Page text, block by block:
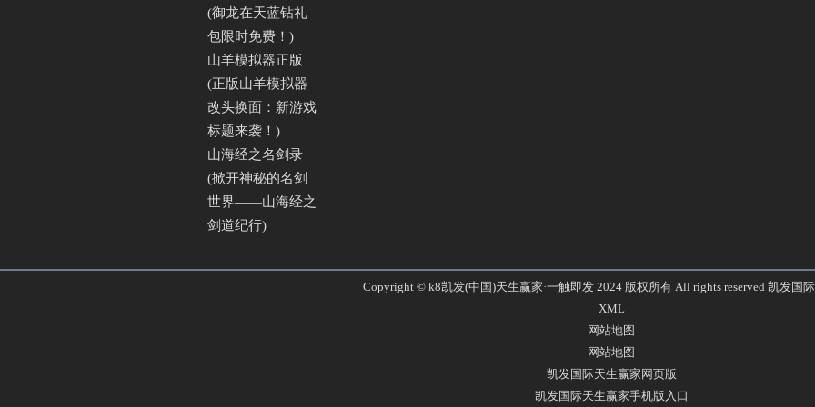
(御龙在天蓝钻礼
包限时免费！)
山羊模拟器正版
(正版山羊模拟器
改头换面：新游戏
标题来袭！)
山海经之名剑录
(掀开神秘的名剑
世界——山海经之
剑道纪行)
Copyright © k8凯发(中国)天生赢家·一触即发 2024 版权所有 All rights reserved 凯发国
XML
网站地图
网站地图
凯发国际天生赢家网页版
凯发国际天生赢家手机版入口